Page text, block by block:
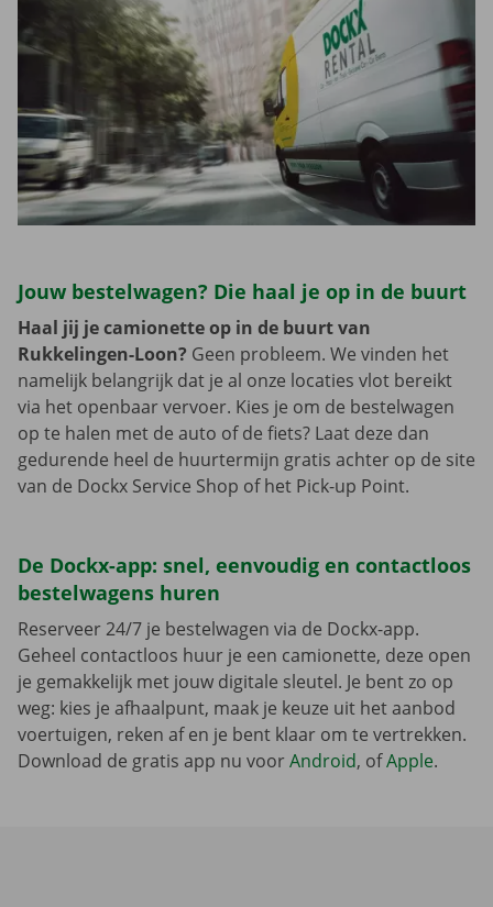
Jouw bestelwagen? Die haal je op in de buurt
Haal jij je camionette op in de buurt van
Rukkelingen-Loon? Geen probleem. We vinden het
namelijk belangrijk dat je al onze locaties vlot bereikt
via het openbaar vervoer. Kies je om de bestelwagen
op te halen met de auto of de fiets? Laat deze dan
gedurende heel de huurtermijn gratis achter op de site
van de Dockx Service Shop of het Pick-up Point.
De Dockx-app: snel, eenvoudig en contactloos
bestelwagens huren
Reserveer 24/7 je bestelwagen via de Dockx-app.
Geheel contactloos huur je een camionette, deze open
je gemakkelijk met jouw digitale sleutel. Je bent zo op
weg: kies je afhaalpunt, maak je keuze uit het aanbod
voertuigen, reken af en je bent klaar om te vertrekken.
Download de gratis app nu voorAndroid, ofApple.